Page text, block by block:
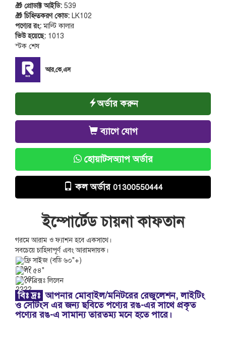
🎁 প্রোডাক্ট আইডি: 539
🎁 চিহ্নিতকরণ কোড: LK102
পণ্যের রং:মাল্টি কালার
ভিউ হয়েছে: 1013
স্টক শেষ
আর,কে,এস
অর্ডার করুন
ব্যাগে যোগ
হোয়াটসঅ্যাপ অর্ডার
কল অর্ডার 01300550444
ইম্পোর্টেড চায়না কাফতান
গরমে আরাম ও ফ্যাশন হবে একসাথে।
সবচেয়ে চাহিদাপূর্ণ এবং আরামদায়ক।
ফ্রি সাইজ (বডি ৬০"+)
লং ৫৪"
ফেব্রিক্সঃ লিলেন
বিঃ দ্রঃ আপনার মোবাইল/মনিটরের রেজুলেশন, লাইটিং
ও সেটিংস এর জন্য ছবিতে পণ্যের রঙ-এর সাথে প্রকৃত
পণ্যের রঙ-এ সামান্য তারতম্য মনে হতে পারে।